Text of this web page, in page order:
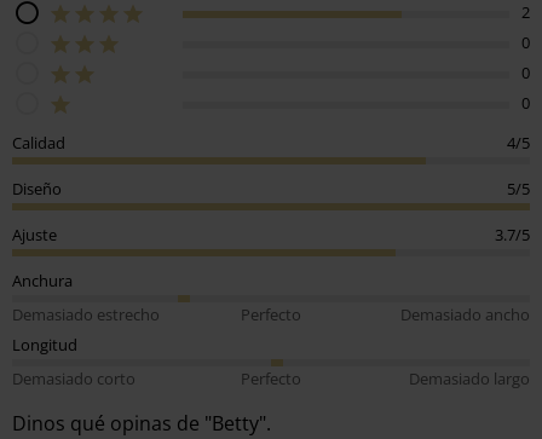
2
0
0
0
Calidad
4/5
Diseño 5/5
Ajuste 3.7/5
Anchura
Demasiado estrecho
Perfecto
Demasiado ancho
Longitud
Demasiado corto
Perfecto Demasiado largo
Dinos qué opinas de "Betty".